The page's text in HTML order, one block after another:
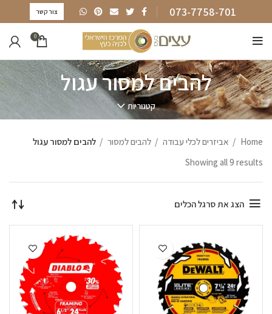
073-7758-701 צור קשר
0
להבים למסור עגול
קטגוריות
Home אביזרים לכלי עבודה להבים למסור
להבים למסור עגול
Showing all 9 results
הצג את סרגל הכלים